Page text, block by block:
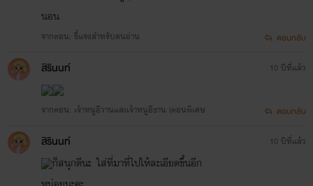
นอน
จากตอน: ชี้แจงสำหรับคนอ่าน ตอบกลับ
สิรินนท์
จากตอน: เจ้าหนูอีวานและเจ้าหนูอีธาน (ตอนพิเศษ
10 ปีที่แล้ว
ตอบกลับ
สิรินนท์
ก็สนุกดีนะ ใส่ที่มาที่ไปให้ละเอียดขึ้นอีก
10 ปีที่แล้ว